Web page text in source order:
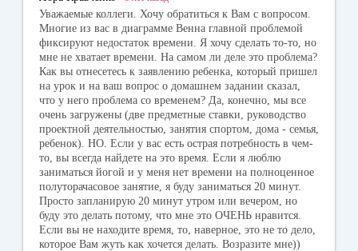
Уважаемые коллеги. Хочу обратиться к Вам с вопросом.
Многие из вас в диаграмме Венна главной проблемой
фиксируют недостаток времени. Я хочу сделать то-то, но
мне не хватает времени. На самом ли деле это проблема?
Как вы отнесетесь к заявлению ребенка, который пришел
на урок и на ваш вопрос о домашнем задании сказал,
что у него проблема со временем? Да, конечно, мы все
очень загружены (две предметные ставки, руководство
проектной деятельностью, занятия спортом, дома - семья,
ребенок). НО. Если у вас есть острая потребность в чем-
то, вы всегда найдете на это время. Если я люблю
заниматься йогой и у меня нет времени на полноценное
полуторачасовое занятие, я буду заниматься 20 минут.
Просто запланирую 20 минут утром или вечером, но
буду это делать потому, что мне это ОЧЕНЬ нравится.
Если вы не находите время, то, наверное, это не то дело,
которое Вам жуть как хочется делать. Возразите мне))